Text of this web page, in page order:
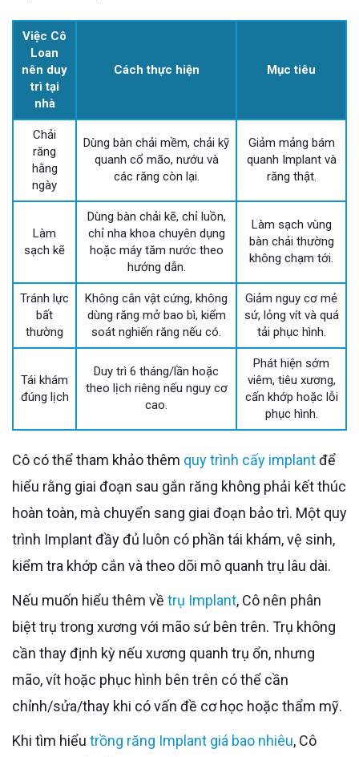
Việc Cô
Loan
nên duy
trì tại
nhà
Cách thực hiện Mục tiêu
Chải
răng
hằng
ngày
Dùng bàn chải mềm, chải kỹ
quanh cổ mão, nướu và
các răng còn lại.
Giảm mảng bám
quanh Implant và
răng thật.
Làm
sạch kẽ
Dùng bàn chải kẽ, chỉ luồn,
chỉ nha khoa chuyên dụng
hoặc máy tăm nước theo
hướng dẫn.
Làm sạch vùng
bàn chải thường
không chạm tới.
Tránh lực
bất
thường
Không cắn vật cứng, không
dùng răng mở bao bì, kiểm
soát nghiến răng nếu có.
Giảm nguy cơ mẻ
sứ, lỏng vít và quá
tải phục hình.
Tái khám
đúng lịch
Duy trì 6 tháng/lần hoặc
theo lịch riêng nếu nguy cơ
cao.
Phát hiện sớm
viêm, tiêu xương,
cấn khớp hoặc lỗi
phục hình.
Cô có thể tham khảo thêm quy trình cấy implantđể
hiểu rằng giai đoạn sau gắn răng không phải kết thúc
hoàn toàn, mà chuyển sang giai đoạn bảo trì. Một quy
trình Implant đầy đủ luôn có phần tái khám, vệ sinh,
kiểm tra khớp cắn và theo dõi mô quanh trụ lâu dài.
Nếu muốn hiểu thêm về trụ Implant, Cô nên phân
biệt trụ trong xương với mão sứ bên trên. Trụ không
cần thay định kỳ nếu xương quanh trụ ổn, nhưng
mão, vít hoặc phục hình bên trên có thể cần
chỉnh/sửa/thay khi có vấn đề cơ học hoặc thẩm mỹ.
Khi tìm hiểu trồng răng Implant giá bao nhiêu, Cô